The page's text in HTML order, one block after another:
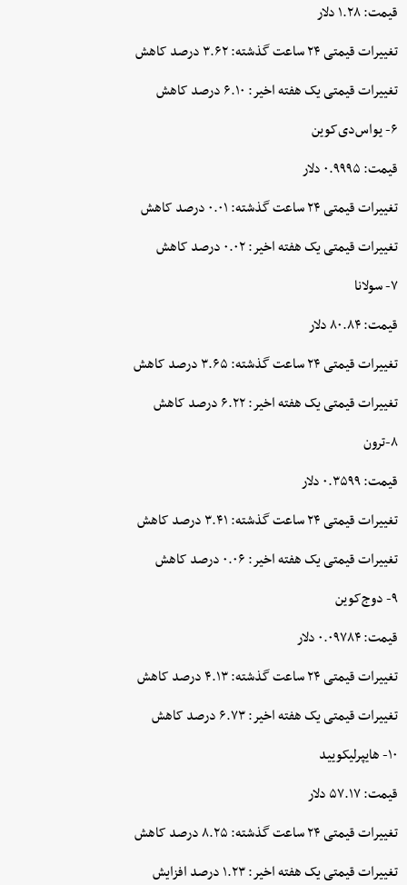
قیمت: ۱.۲۸ دلار
تغییرات قیمتی ۲۴ ساعت گذشته: ۳.۶۲ درصد کاهش
تغییرات قیمتی یک هفته اخیر: ۶.۱۰ درصد کاهش
۶- یواس‌دی‌کوین
قیمت: ۰.۹۹۹۵ دلار
تغییرات قیمتی ۲۴ ساعت گذشته: ۰.۰۱ درصد کاهش
تغییرات قیمتی یک هفته اخیر: ۰.۰۲ درصد کاهش
۷- سولانا
قیمت: ۸۰.۸۴ دلار
تغییرات قیمتی ۲۴ ساعت گذشته: ۳.۶۵ درصد کاهش
تغییرات قیمتی یک هفته اخیر: ۶.۲۲ درصد کاهش
۸-ترون
قیمت: ۰.۳۵۹۹ دلار
تغییرات قیمتی ۲۴ ساعت گذشته: ۳.۴۱ درصد کاهش
تغییرات قیمتی یک هفته اخیر: ۰.۰۶ درصد کاهش
۹- دوج‌کوین
قیمت: ۰.۰۹۷۸۴ دلار
تغییرات قیمتی ۲۴ ساعت گذشته: ۴.۱۳ درصد کاهش
تغییرات قیمتی یک هفته اخیر: ۶.۷۳ درصد کاهش
۱۰- هایپرلیکویید
قیمت: ۵۷.۱۷ دلار
تغییرات قیمتی ۲۴ ساعت گذشته: ۸.۲۵ درصد کاهش
تغییرات قیمتی یک هفته اخیر: ۱.۲۳ درصد افزایش